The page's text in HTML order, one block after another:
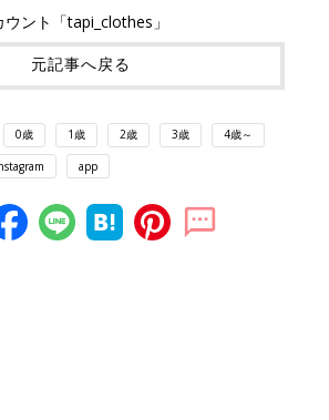
ント「tapi_clothes」
元記事へ戻る
0歳 1歳 2歳 3歳 4歳～
app